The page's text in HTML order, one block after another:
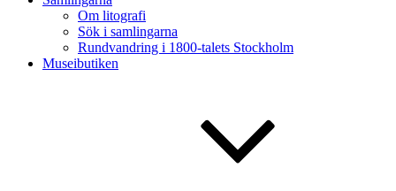
Om litografi
Sök i samlingarna
Rundvandring i 1800-talets Stockholm
Museibutiken